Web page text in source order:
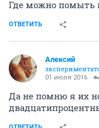
Где можно помыть
ОТВЕТИТЬ
Алексий
01 июля 2016
Да не помню я их